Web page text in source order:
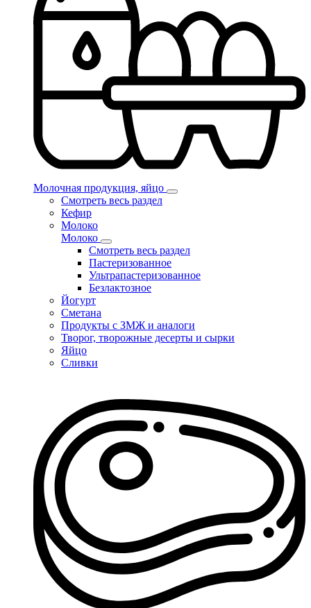
Молочная продукция, яйцо
Смотреть весь раздел
Кефир
Молоко
Молоко
Смотреть весь раздел
Пастеризованное
Ультрапастеризованное
Безлактозное
Йогурт
Сметана
Продукты с ЗМЖ и аналоги
Творог, творожные десерты и сырки
Яйцо
Сливки